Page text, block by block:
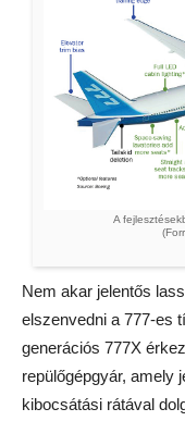
A
Nem akar jelentős
elszenvedni a 777-es
generációs 777X
repülőgépgyár, amely
kibocsátási rátával